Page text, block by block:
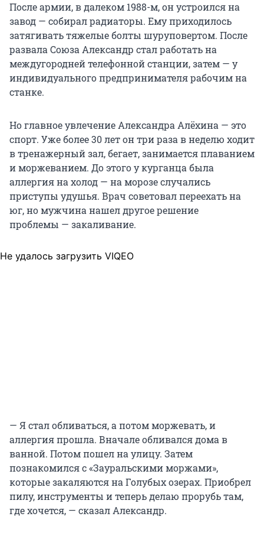
После армии, в далеком 1988-м, он устроился на
завод — собирал радиаторы. Ему приходилось
затягивать тяжелые болты шуруповертом. После
развала Союза Александр стал работать на
междугородней телефонной станции, затем — у
индивидуального предпринимателя рабочим на
станке.
Но главное увлечение Александра Алёхина — это
спорт. Уже более 30 лет он три раза в неделю ходит
в тренажерный зал, бегает, занимается плаванием
и моржеванием. До этого у курганцабыла
аллергия на холод — на морозе случались
приступы удушья. Врач советовал переехать на
юг, но мужчина нашел другое решение
проблемы — закаливание.
Не удалось загрузить VIQEO
— Я стал обливаться, а потом моржевать, и
аллергия прошла. Вначале обливался дома в
ванной. Потом пошел на улицу. Затем
познакомился с «Зауральскими моржами»,
которые закаляются на Голубых озерах. Приобрел
пилу, инструменты и теперь делаю прорубь там,
где хочется, — сказал Александр.